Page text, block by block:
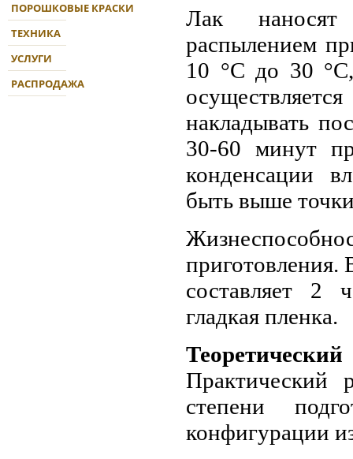
Лак наносят
распылением
10 °С до 30
накладывать
30-60 минут
конденсации
быть выше
приготовления.
составляет 2
гладкая пленка.
Практический
степени
конфигурации
ПОРОШКОВЫЕ КРАСКИ
ТЕХНИКА
УСЛУГИ
РАСПРОДАЖА